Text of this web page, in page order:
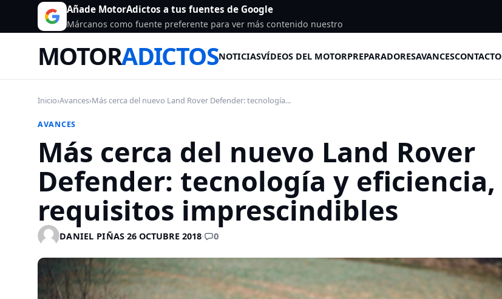
Añade MotorAdictos a tus fuentes de Google
Márcanos como fuente preferente para ver más contenido nuestro
MOTORADICTOSNOTICIASVÍDEOS DEL MOTORPREPARADORESAVANCESCONTACTO
Inicio›Avances›Más cerca del nuevo Land Rover Defender: tecnología...
AVANCES
Más cerca del nuevo Land Rover
Defender: tecnología y eficiencia,
requisitos imprescindibles
DANIEL PIÑAS·26 OCTUBRE 2018· 0